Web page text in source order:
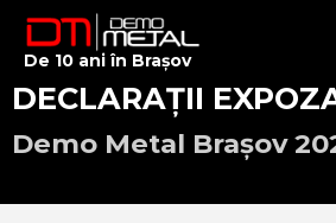
De 10 ani în Brașov
DECLARAȚII
Demo Metal Brașov